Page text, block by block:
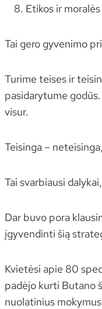
Etikos ir
Tai gero gyvenimo
Turime teises ir
pasidarytume
visur.
Teisinga –
Tai svarbiausi
Dar buvo pora
įgyvendinti šią
Kvietėsi apie 80
padėjo kurti Butano
nuolatinius